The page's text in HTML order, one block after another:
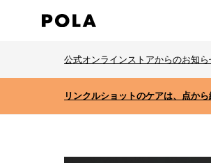
公式オンラインストアからのお知ら
リンクルショットのケアは、点か